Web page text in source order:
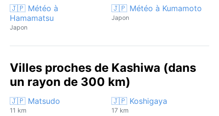
🇯🇵 Météo à
Hamamatsu
Japon
🇯🇵 Météo à Kumamoto
Japon
Villes proches de Kashiwa (dans
un rayon de 300 km)
🇯🇵 Matsudo
11 km
🇯🇵 Koshigaya
17 km